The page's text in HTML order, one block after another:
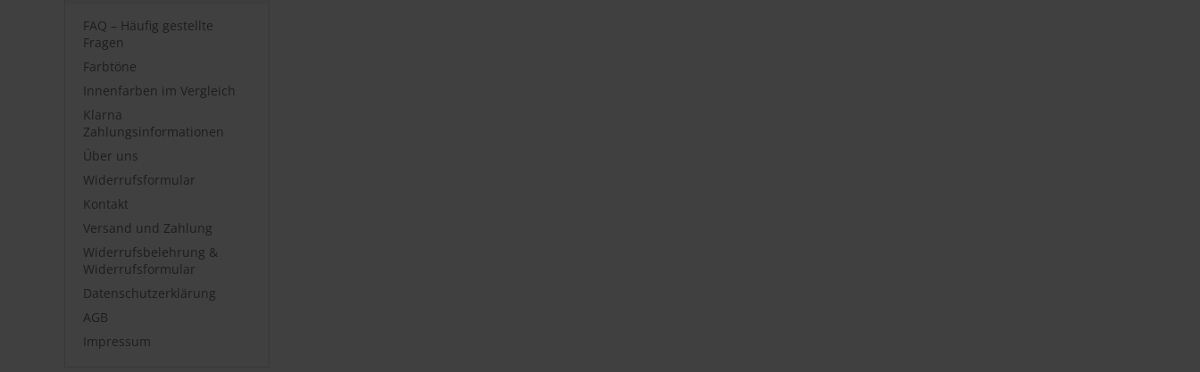
FAQ – Häufig gestellte
Fragen
Farbtöne
Innenfarben im Vergleich
Klarna
Zahlungsinformationen
Über uns
Widerrufsformular
Kontakt
Versand und Zahlung
Widerrufsbelehrung &
Widerrufsformular
Datenschutzerklärung
AGB
Impressum